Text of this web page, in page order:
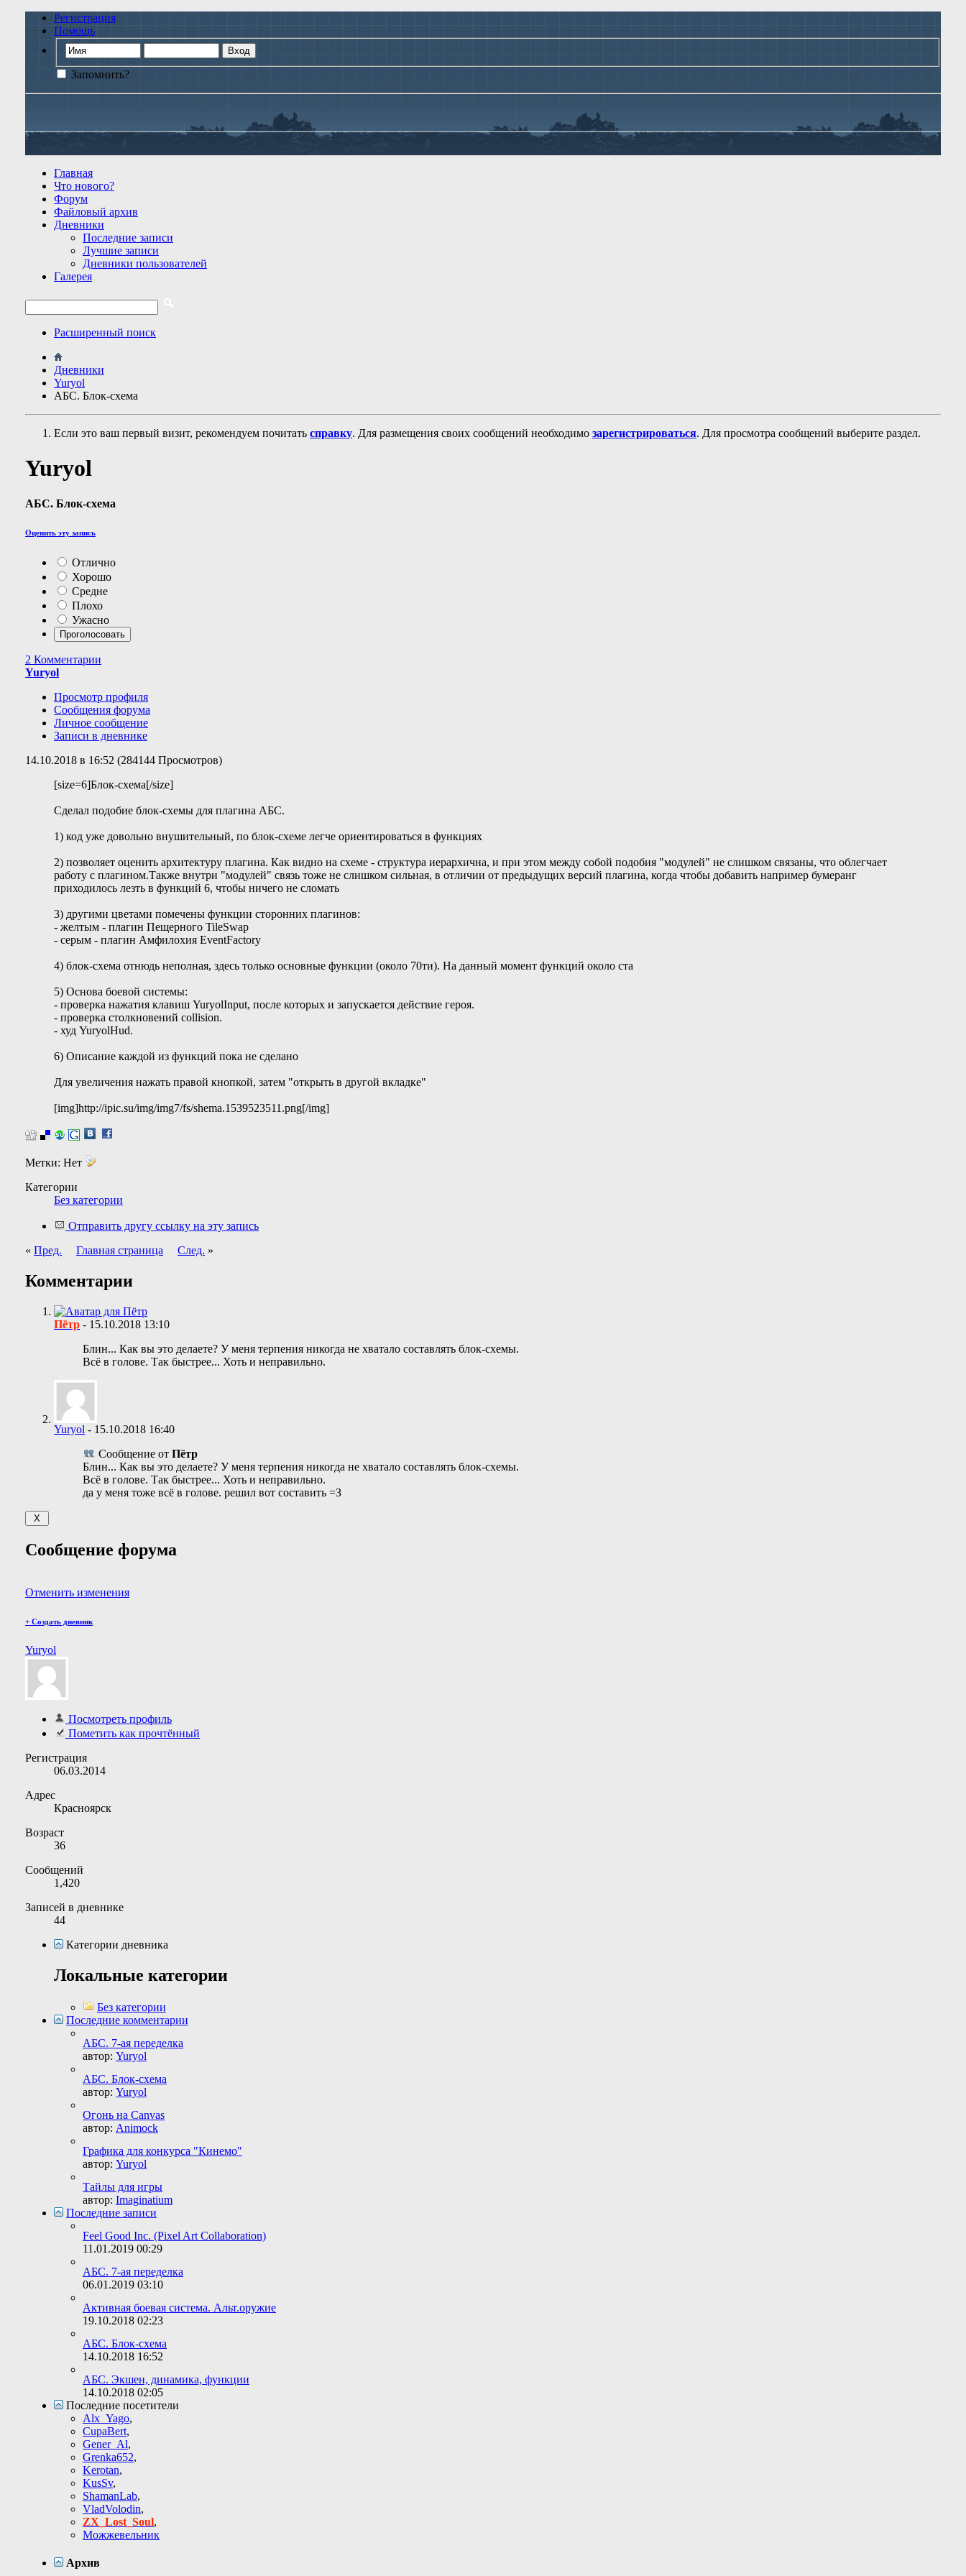
Регистрация
Помощь
Запомнить?
Главная
Что нового?
Форум
Файловый архив
Дневники
Последние записи
Лучшие записи
Дневники пользователей
Галерея
Расширенный поиск
Дневники
Yuryol
АБС. Блок-схема
Если это ваш первый визит, рекомендуем почитать справку. Для размещения своих сообщений необходимо зарегистрироваться. Для просмотра сообщений выберите раздел.
Yuryol
АБС. Блок-схема
Оценить эту запись
Отлично
Хорошо
Средне
Плохо
Ужасно
2 Комментарии
Yuryol
Просмотр профиля
Сообщения форума
Личное сообщение
Записи в дневнике
14.10.2018 в 16:52 (284144 Просмотров)
[size=6]Блок-схема[/size]
Сделал подобие блок-схемы для плагина АБС.
1) код уже довольно внушительный, по блок-схеме легче ориентироваться в функциях
2) позволяет оценить архитектуру плагина. Как видно на схеме - структура иерархична, и при этом между собой подобия "модулей" не слишком связаны, что облегчает
работу с плагином.Также внутри "модулей" связь тоже не слишком сильная, в отличии от предыдущих версий плагина, когда чтобы добавить например бумеранг
приходилось лезть в функций 6, чтобы ничего не сломать
3) другими цветами помечены функции сторонних плагинов:
- желтым - плагин Пещерного TileSwap
- серым - плагин Амфилохия EventFactory
4) блок-схема отнюдь неполная, здесь только основные функции (около 70ти). На данный момент функций около ста
5) Основа боевой системы:
- проверка нажатия клавиш YuryolInput, после которых и запускается действие героя.
- проверка столкновений collision.
- худ YuryolHud.
6) Описание каждой из функций пока не сделано
Для увеличения нажать правой кнопкой, затем "открыть в другой вкладке"
[img]http://ipic.su/img/img7/fs/shema.1539523511.png[/img]
Метки: Нет
Категории
Без категории
Отправить другу ссылку на эту запись
« Пред. Главная страница След. »
Комментарии
Пётр - 15.10.2018 13:10
Блин... Как вы это делаете? У меня терпения никогда не хватало составлять блок-схемы.
Всё в голове. Так быстрее... Хоть и неправильно.
Yuryol - 15.10.2018 16:40
Сообщение от Пётр
Блин... Как вы это делаете? У меня терпения никогда не хватало составлять блок-схемы.
Всё в голове. Так быстрее... Хоть и неправильно.
да у меня тоже всё в голове. решил вот составить =З
Сообщение форума
Отменить изменения
+ Создать дневник
Yuryol
Посмотреть профиль
Пометить как прочтённый
Регистрация
06.03.2014
Адрес
Красноярск
Возраст
36
Сообщений
1,420
Записей в дневнике
44
Категории дневника
Локальные категории
Без категории
Последние комментарии
АБС. 7-ая переделка
автор: Yuryol
АБС. Блок-схема
автор: Yuryol
Огонь на Canvas
автор: Animock
Графика для конкурса "Кинемо"
автор: Yuryol
Тайлы для игры
автор: Imaginatium
Последние записи
Feel Good Inc. (Pixel Art Collaboration)
11.01.2019 00:29
АБС. 7-ая переделка
06.01.2019 03:10
Активная боевая система. Альт.оружие
19.10.2018 02:23
АБС. Блок-схема
14.10.2018 16:52
АБС. Экшен, динамика, функции
14.10.2018 02:05
Последние посетители
Alx_Yago,
CupaBert,
Gener_Al,
Grenka652,
Kerotan,
KusSv,
ShamanLab,
VladVolodin,
ZX_Lost_Soul,
Можжевельник
Архив